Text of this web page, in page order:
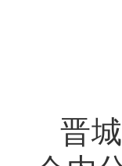
晋